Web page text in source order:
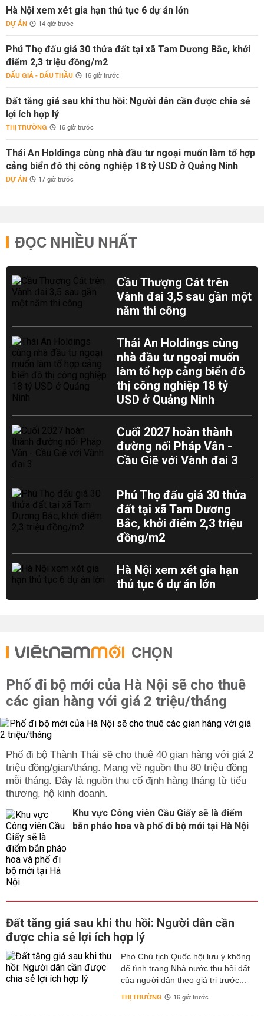
Hà Nội xem xét gia hạn thủ tục 6 dự án lớn
DỰ ÁN 14 giờ trước
Phú Thọ đấu giá 30 thửa đất tại xã Tam Dương Bắc, khởi
điểm 2,3 triệu đồng/m2
ĐẤU GIÁ - ĐẤU THẦU 16 giờ trước
Đất tăng giá sau khi thu hồi: Người dân cần được chia sẻ
lợi ích hợp lý
THỊ TRƯỜNG 16 giờ trước
Thái An Holdings cùng nhà đầu tư ngoại muốn làm tổ hợp
cảng biển đô thị công nghiệp 18 tỷ USD ở Quảng Ninh
DỰ ÁN 17 giờ trước
ĐỌC NHIỀU NHẤT
Cầu Thượng Cát trên
Vành đai 3,5 sau gần một
năm thi công
Thái An Holdings cùng
nhà đầu tư ngoại muốn
làm tổ hợp cảng biển đô
thị công nghiệp 18 tỷ
USD ở Quảng Ninh
Cuối 2027 hoàn thành
đường nối Pháp Vân -
Cầu Giẽ với Vành đai 3
Phú Thọ đấu giá 30 thửa
đất tại xã Tam Dương
Bắc, khởi điểm 2,3 triệu
đồng/m2
Hà Nội xem xét gia hạn
thủ tục 6 dự án lớn
CHỌN
Phố đi bộ mới của Hà Nội sẽ cho thuê
các gian hàng với giá 2 triệu/tháng
Phố đi bộ Thành Thái sẽ cho thuê 40 gian hàng với giá 2
triệu đồng/gian/tháng. Mang về nguồn thu 80 triệu đồng
mỗi tháng. Đây là nguồn thu cố định hàng tháng từ tiểu
thương, hộ kinh doanh.
Khu vực Công viên Cầu Giấy sẽ là điểm
bắn pháo hoa và phố đi bộ mới tại Hà Nội
Đất tăng giá sau khi thu hồi: Người dân cần
được chia sẻ lợi ích hợp lý
Phó Chủ tịch Quốc hội lưu ý không
để tình trạng Nhà nước thu hồi đất
của người dân theo giá trị trước...
THỊ TRƯỜNG 16 giờ trước